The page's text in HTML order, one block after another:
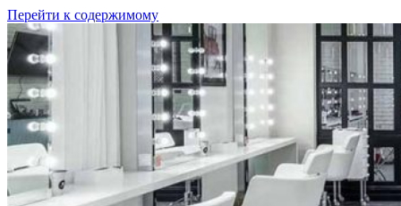
Перейти к содержимому